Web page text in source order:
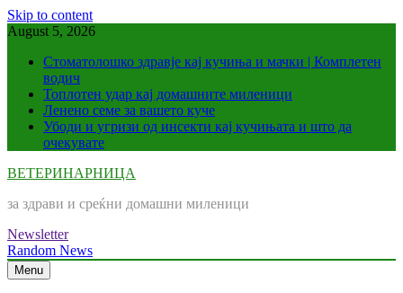
Skip to content
August 5, 2026
Стоматолошко здравје кај кучиња и мачки | Комплетен
водич
Топлотен удар кај домашните миленици
Ленено семе за вашето куче
Убоди и угризи од инсекти кај кучињата и што да
очекувате
ВЕТЕРИНАРНИЦА
за здрави и среќни домашни миленици
Newsletter
Random News
Menu